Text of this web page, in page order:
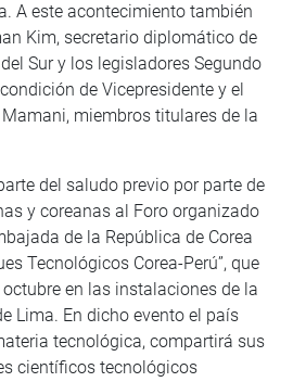
A este acontecimiento también
Kim, secretario diplomático de
Sur y los legisladores Segundo
de Vicepresidente y el
miembros titulares de la
del saludo previo por parte de
y coreanas al Foro organizado
de la República de Corea
Tecnológicos Corea-Perú”, que
en las instalaciones de la
Lima. En dicho evento el país
tecnológica, compartirá sus
científicos tecnológicos